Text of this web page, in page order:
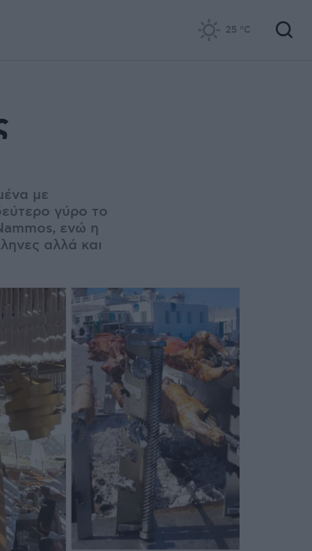
25 °C
με
γύρο το
ενώ η
αλλά και